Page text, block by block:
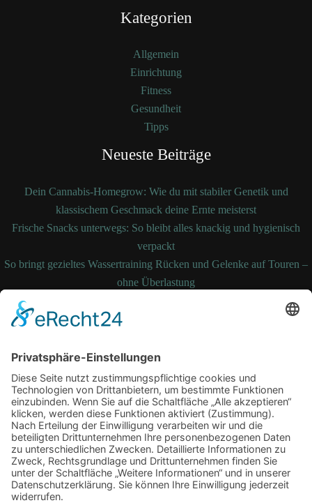
Kategorien
Allgemein
Einrichtung
Fitness
Gesundheit
Tipps
Neueste Beiträge
Dein Cannabis-Homegrow: Wie du mit stabiler Genetik und
klassischem Geschmack deine Ernte meisterst
Frische Snacks unterwegs: So bleibt alles knackig und hygienisch
verpackt
So bringt gezieltes Wassertraining Rücken und Gelenke auf Touren –
ohne Überlastung
So bleibt Ihre Bettdecke auch nach Jahren noch formstabil und
temperaturausgleichend
und durchsetzen
Schlagwörter
Alltag Arbeitsplatz Digital Erkältung Fitness
Gesundheit Grossstadt Hautpflege joggen Kampfkunst
Lauftherapie Mariendistel Menthal Motivation NEM Praxis Sling Trainer
Sport
Stress
Therapie Tipps Training Verein Vitalität Wasserbett Winter